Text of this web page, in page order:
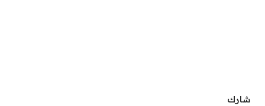
شارك